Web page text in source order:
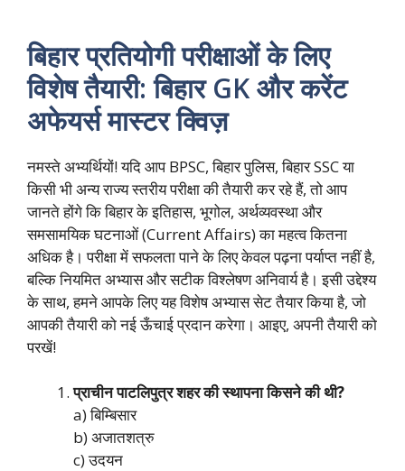
बिहार प्रतियोगी परीक्षाओं के लिए
विशेष तैयारी: बिहार GK और करेंट
अफेयर्स मास्टर क्विज़
नमस्ते अभ्यर्थियों! यदि आप BPSC, बिहार पुलिस, बिहार SSC या
किसी भी अन्य राज्य स्तरीय परीक्षा की तैयारी कर रहे हैं, तो आप
जानते होंगे कि बिहार के इतिहास, भूगोल, अर्थव्यवस्था और
समसामयिक घटनाओं (Current Affairs) का महत्व कितना
अधिक है। परीक्षा में सफलता पाने के लिए केवल पढ़ना पर्याप्त नहीं है,
बल्कि नियमित अभ्यास और सटीक विश्लेषण अनिवार्य है। इसी उद्देश्य
के साथ, हमने आपके लिए यह विशेष अभ्यास सेट तैयार किया है, जो
आपकी तैयारी को नई ऊँचाई प्रदान करेगा। आइए, अपनी तैयारी को
परखें!
प्राचीन पाटलिपुत्र शहर की स्थापना किसने की थी?
a) बिम्बिसार
b) अजातशत्रु
c) उदयन